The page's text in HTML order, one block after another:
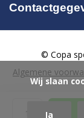
Algemene
© Copa
            Wij slaan cookies op om onze website te verbeteren. Is
Ja